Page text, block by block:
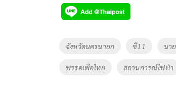
e
b
o
o
k
tt
er
p
y
k
Tags
จังหวัดนครนายก ซี11 นา
พรรคเพือไทย สถานการณ์ไฟป่า